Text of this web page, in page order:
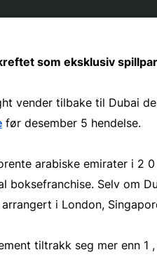
som eksklusiv
vender tilbake til Dubai
før desember 5 hendelse.
arabiske emirater i 2
boksefranchise. Selv om
i London,
tiltrakk seg mer enn